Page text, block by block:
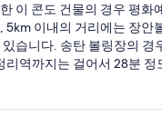
이 콘도 건물의 경우 평화
5km 이내의 거리에는 장안
습니다. 송탄 볼링장의 경
리역까지는 걸어서 28분 정